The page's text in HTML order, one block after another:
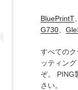
BluePrintT、
G730、
すべての
ッティン
ぞ。 PING
さい。